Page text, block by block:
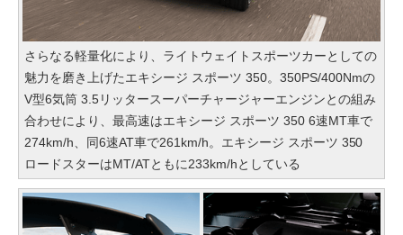
さらなる軽量化により、ライトウェイトスポーツカーとしての
魅力を磨き上げたエキシージ スポーツ 350。350PS/400Nmの
V型6気筒 3.5リッタースーパーチャージャーエンジンとの組み
合わせにより、最高速はエキシージ スポーツ 350 6速MT車で
274km/h、同6速AT車で261km/h。エキシージ スポーツ 350
ロードスターはMT/ATともに233km/hとしている